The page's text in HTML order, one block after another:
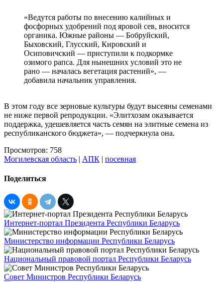
«Ведутся работы по внесению калийных и
фосфорных удобрений под яровой сев, вносится
органика. Южные районы — Бобруйский,
Быховский, Глусский, Кировский и
Осиповичский — приступили к подкормке
озимого рапса. Для нынешних условий это не
рано — началась вегетация растений», —
добавила начальник управления.
В этом году все зерновые культуры будут высеяны семенами
не ниже первой репродукции. «Элитхозам оказывается
поддержка, удешевляется часть семян на элитные семена из
республиканского бюджета», — подчеркнула она.
Просмотров: 758
Могилевская область | АПК | посевная
Поделиться
Интернет-портал Президента Республики Беларусь
Министерство информации Республики Беларусь
Национальный правовой портал Республики Беларусь
Совет Министров Республики Беларусь